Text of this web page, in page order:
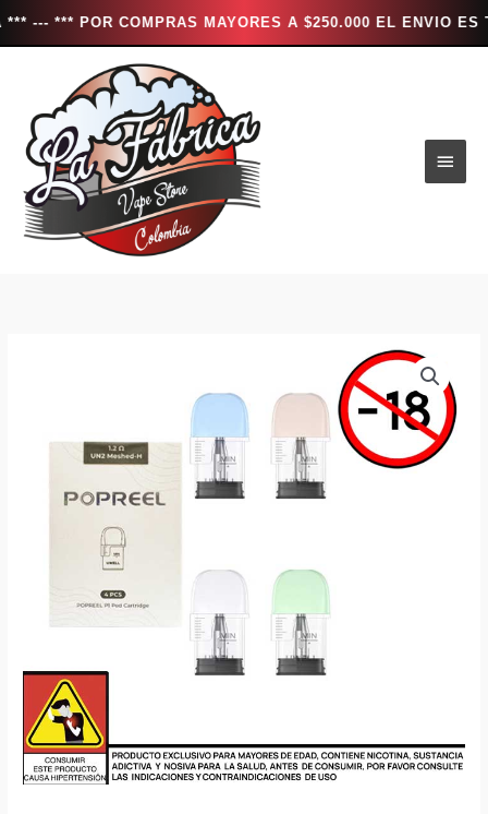
POR COMPRAS MAYORES A $250.000 EL ENVIO ES
contenido